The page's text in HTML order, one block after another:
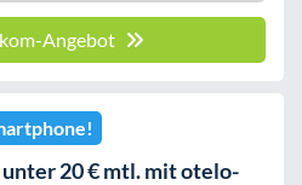
Angebot
unter 20 € mtl. mit otelo-